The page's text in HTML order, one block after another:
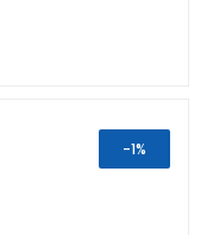
-1%